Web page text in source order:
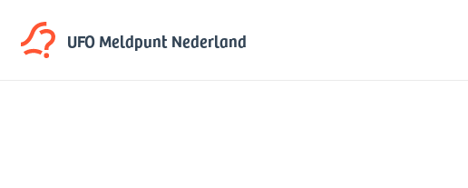
UFO MeldpuntNederland